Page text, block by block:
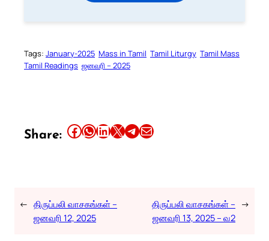
Tags: January-2025 Mass in Tamil Tamil Liturgy Tamil Mass
Tamil Readings ஜனவரி – 2025
Share: Share this article on Facebook Share this article on WhatsApp Share this article on LinkedIn Share this article on X Share this article on TelegramEmail this Article
← திருப்பலி வாசகங்கள் –
ஜனவரி 12, 2025
திருப்பலி வாசகங்கள் –
ஜனவரி 13, 2025 – வ2
→